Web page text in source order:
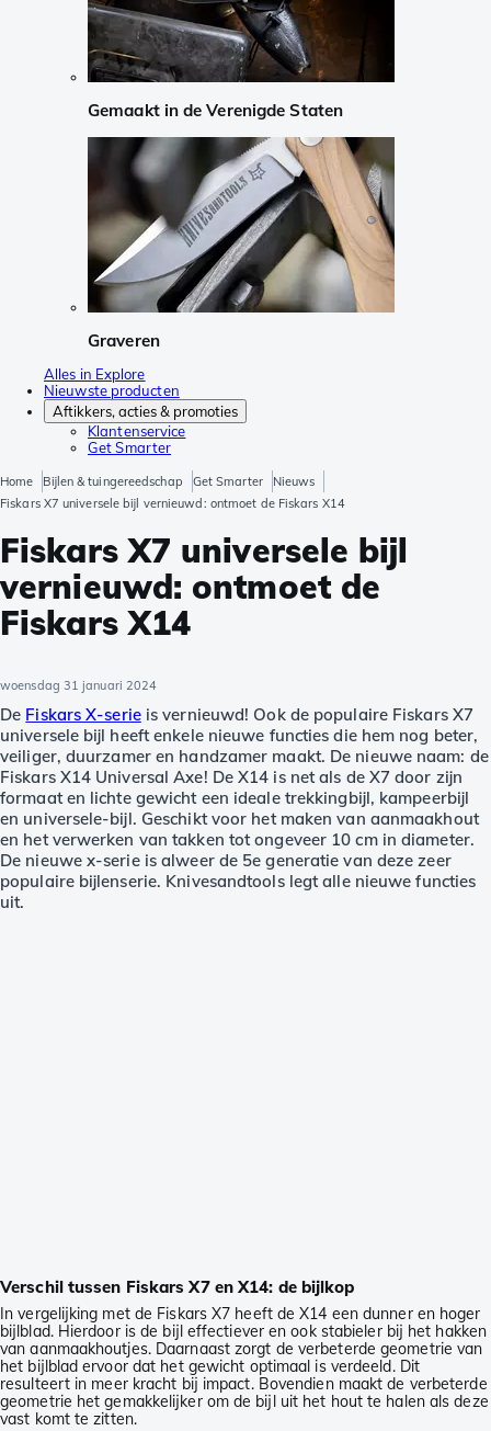
Gemaakt in de Verenigde Staten
Graveren
Alles in Explore
Nieuwste producten
Aftikkers, acties & promoties
Klantenservice
Get Smarter
Home Bijlen & tuingereedschap Get Smarter
Nieuws
Fiskars X7 universele bijl vernieuwd: ontmoet de Fiskars X14
Fiskars X7 universele bijl
vernieuwd: ontmoet de
Fiskars X14
woensdag 31 januari 2024
De Fiskars X-serieis vernieuwd! Ook de populaire Fiskars X7
universele bijl heeft enkele nieuwe functies die hem nog beter,
veiliger, duurzamer en handzamer maakt. De nieuwe naam: de
Fiskars X14 Universal Axe! De X14 is net als de X7 door zijn
formaat en lichte gewicht een ideale trekkingbijl, kampeerbijl
en universele-bijl. Geschikt voor het maken van aanmaakhout
en het verwerken van takken tot ongeveer 10 cm in diameter.
De nieuwe x-serie is alweer de 5e generatie van deze zeer
populaire bijlenserie. Knivesandtools legt alle nieuwe functies
uit.
Verschil tussen Fiskars X7 en X14: de bijlkop
In vergelijking met de Fiskars X7 heeft de X14 een dunner en hoger
bijlblad. Hierdoor is de bijl effectiever en ook stabieler bij het hakken
van aanmaakhoutjes. Daarnaast zorgt de verbeterde geometrie van
het bijlblad ervoor dat het gewicht optimaal is verdeeld. Dit
resulteert in meer kracht bij impact. Bovendien maakt de verbeterde
geometrie het gemakkelijker om de bijl uit het hout te halen als deze
vast komt te zitten.